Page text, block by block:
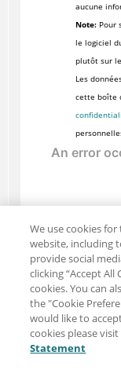
aucune
Note:Pour
le logiciel
plutôt sur
Les
cette boîte
Partager : Courriel
Clause de non-
We use cookies
website, including
provide social
clicking “Accept
cookies. You can
the "Cookie
would like to
cookies please
Statement